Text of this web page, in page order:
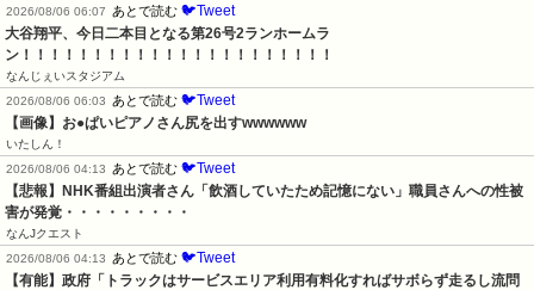
2026/08/06 06:07
あとで読む 🐦Tweet
大谷翔平、今日二本目となる第26号2ランホームラ
ン！！！！！！！！！！！！！！！！！！！！！！
なんじぇいスタジアム
2026/08/06 06:03
あとで読む 🐦Tweet
【画像】お●ぱいピアノさん尻を出すwwwwww
いたしん！
2026/08/06 04:13
あとで読む 🐦Tweet
【悲報】NHK番組出演者さん「飲酒していたため記憶にない」職員さんへの性被
害が発覚・・・・・・・・・
なんJクエスト
2026/08/06 04:13
あとで読む 🐦Tweet
【有能】政府「トラックはサービスエリア利用有料化すればサボらず走るし流問